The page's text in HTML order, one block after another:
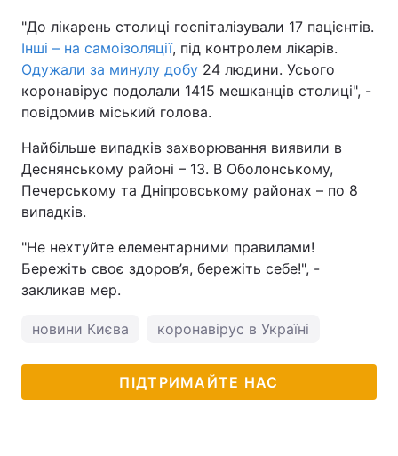
"До лікарень столиці госпіталізували 17 пацієнтів.
Інші – на самоізоляції, під контролем лікарів.
Одужали за минулу добу 24 людини. Усього
коронавірус подолали 1415 мешканців столиці", -
повідомив міський голова.
Найбільше випадків захворювання виявили в
Деснянському районі – 13. В Оболонському,
Печерському та Дніпровському районах – по 8
випадків.
"Не нехтуйте елементарними правилами!
Бережіть своє здоров’я, бережіть себе!", -
закликав мер.
новини Києва коронавірус в Україні
ПІДТРИМАЙТЕ НАС